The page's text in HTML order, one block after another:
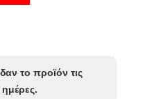
το προϊόν τις
ημέρες.